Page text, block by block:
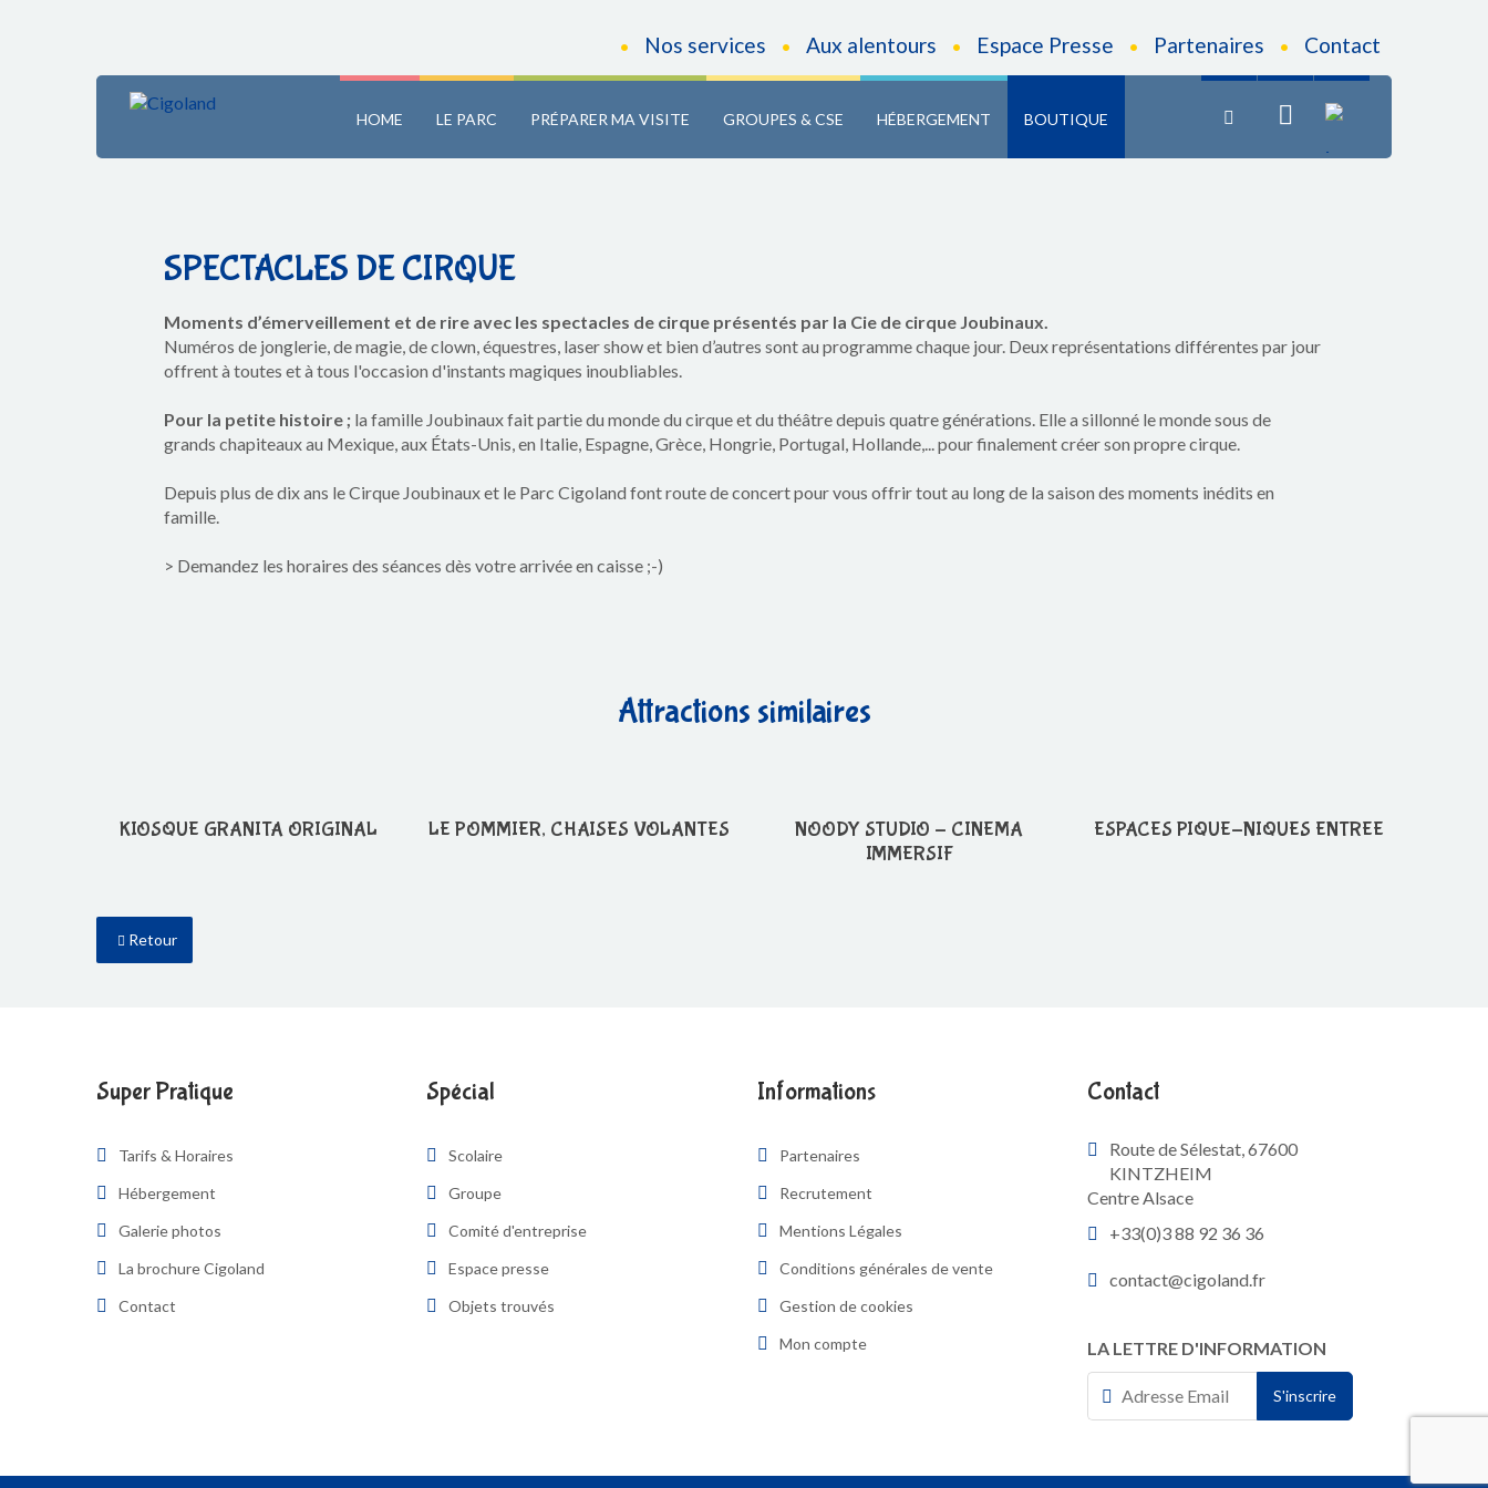
• Nos services • Aux alentours • Espace Presse • Partenaires • Contact
HOME LE PARC PRÉPARER MA VISITE GROUPES & CSE HÉBERGEMENT BOUTIQUE
fr
SPECTACLES DE CIRQUE
Moments d’émerveillement et de rire avec les spectacles de cirque présentés par la Cie de cirque Joubinaux.
Numéros de jonglerie, de magie, de clown, équestres, laser show et bien d’autres sont au programme chaque jour. Deux représentations différentes par jour
offrent à toutes et à tous l'occasion d'instants magiques inoubliables.
Pour la petite histoire ; la famille Joubinaux fait partie du monde du cirque et du théâtre depuis quatre générations. Elle a sillonné le monde sous de
grands chapiteaux au Mexique, aux États-Unis, en Italie, Espagne, Grèce, Hongrie, Portugal, Hollande,... pour finalement créer son propre cirque.
Depuis plus de dix ans le Cirque Joubinaux et le Parc Cigoland font route de concert pour vous offrir tout au long de la saison des moments inédits en
famille.
> Demandez les horaires des séances dès votre arrivée en caisse ;-)
Attractions similaires
KIOSQUE GRANITA ORIGINAL LE POMMIER, CHAISES VOLANTES
NOODY STUDIO - CINEMA
IMMERSIF
ESPACES PIQUE-NIQUES ENTREE
Retour
Super Pratique
Tarifs & Horaires
Hébergement
Galerie photos
La brochure Cigoland
Contact
Spécial
Scolaire
Groupe
Comité d'entreprise
Espace presse
Objets trouvés
Informations
Partenaires
Recrutement
Mentions Légales
Conditions générales de vente
Gestion de cookies
Mon compte
Contact
Route de Sélestat, 67600
KINTZHEIM
Centre Alsace
+33(0)3 88 92 36 36
contact@cigoland.fr
LA LETTRE D'INFORMATION